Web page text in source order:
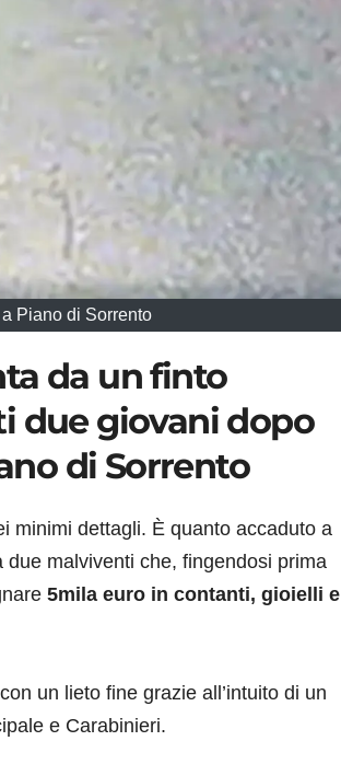
Piano di Sorrento
da un finto
due giovani dopo
di Sorrento
minimi dettagli. È quanto accaduto a
malviventi che, fingendosi prima
5mila euro in contanti, gioielli e
un lieto fine grazie all’intuito di un
e Carabinieri.